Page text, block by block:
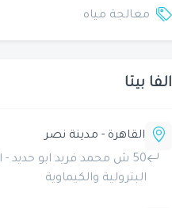
معالجة مياه
الفا بيتا
القاهرة - مدينة نصر
50 ش محمد فريد ابو
البترولية والكيماوية